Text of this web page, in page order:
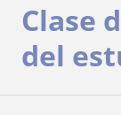
Clase
del